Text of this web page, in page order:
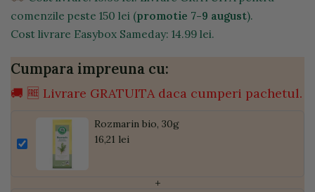
comenzile peste 150 lei (promotie 7-9 august).
Cost livrare Easybox Sameday: 14.99 lei.
Cumpara impreuna cu:
🚚 🆓 Livrare GRATUITA daca cumperi pachetul.
Rozmarin bio, 30g
16,21 lei
+